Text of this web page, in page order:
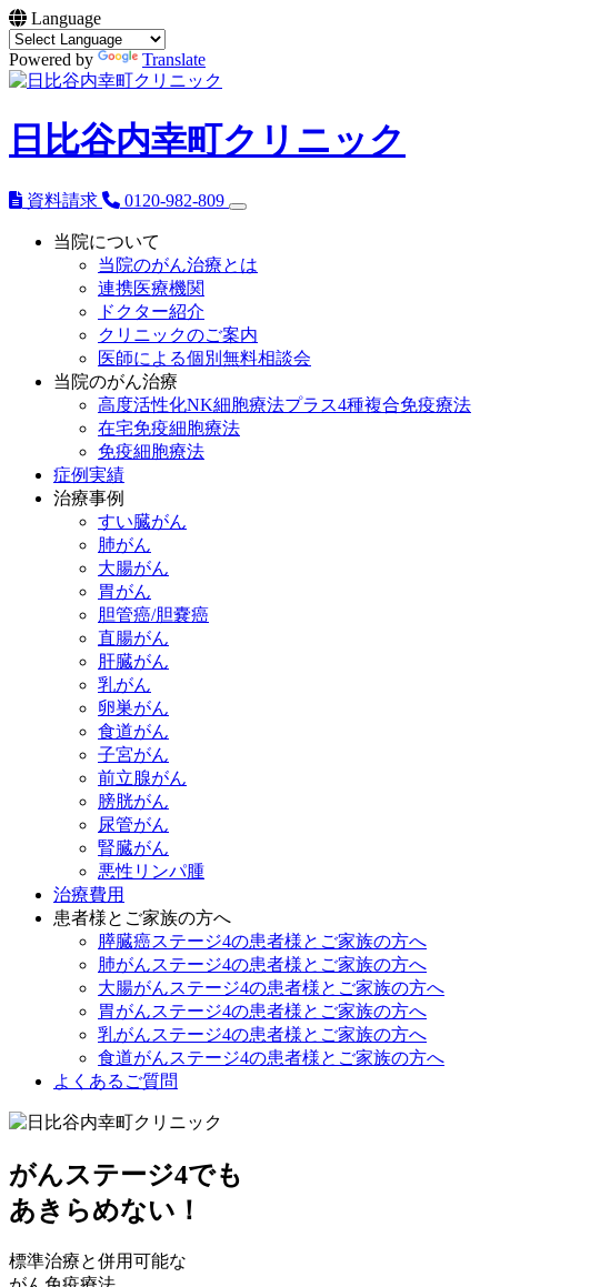
Language
Powered by Translate
日比谷内幸町クリニック
資料請求 0120-982-809
当院について
当院のがん治療とは
連携医療機関
ドクター紹介
クリニックのご案内
医師による個別無料相談会
当院のがん治療
高度活性化NK細胞療法プラス4種複合免疫療法
在宅免疫細胞療法
免疫細胞療法
症例実績
治療事例
すい臓がん
肺がん
大腸がん
胃がん
胆管癌/胆嚢癌
直腸がん
肝臓がん
乳がん
卵巣がん
食道がん
子宮がん
前立腺がん
膀胱がん
尿管がん
腎臓がん
悪性リンパ腫
治療費用
患者様とご家族の方へ
膵臓癌ステージ4の患者様とご家族の方へ
肺がんステージ4の患者様とご家族の方へ
大腸がんステージ4の患者様とご家族の方へ
胃がんステージ4の患者様とご家族の方へ
乳がんステージ4の患者様とご家族の方へ
食道がんステージ4の患者様とご家族の方へ
よくあるご質問
がんステージ4でも
あきらめない！
標準治療と併用可能な